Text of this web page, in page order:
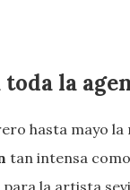
toda la
hasta mayo
tan intensa